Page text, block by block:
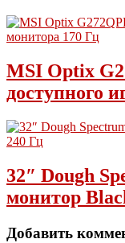
MSI Optix
доступного
32″ Dough
монитор
Добавить